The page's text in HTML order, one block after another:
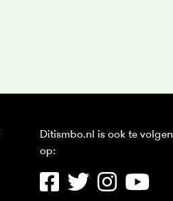
Ditismbo.nl is ook te volgen
op: